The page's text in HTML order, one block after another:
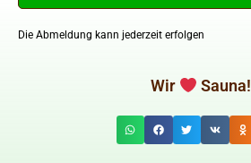
Die Abmeldung kann jederzeit erfolgen
Wir Sauna!